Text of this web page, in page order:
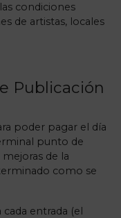
condiciones
de artistas, locales
Publicación
poder pagar el día
punto de
de la
como se
entrada (el